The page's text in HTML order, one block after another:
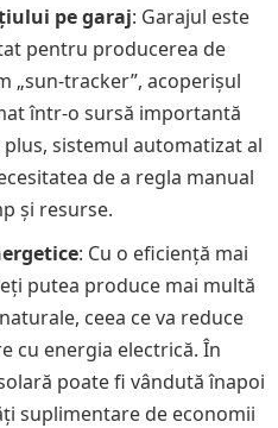
pe garaj: Garajul este
pentru producerea de
„sun-tracker”, acoperișul
într-o sursă importantă
sistemul automatizat al
de a regla manual
și resurse.
: Cu o eficiență mai
putea produce mai multă
ceea ce va reduce
cu energia electrică. În
poate fi vândută înapoi
suplimentare de economii